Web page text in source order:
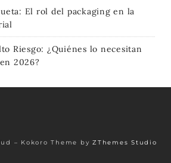
El rol del packaging en la
Riesgo: ¿Quiénes lo necesitan
2026?
– Kokoro Theme byZThemes Studio